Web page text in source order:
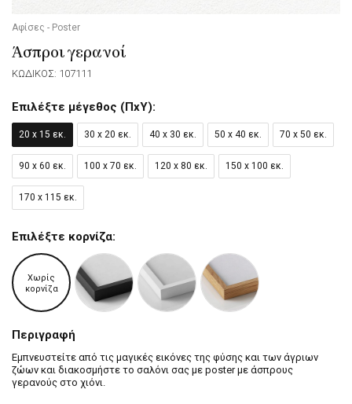
Αφίσες - Poster
Άσπροι γερανοί
ΚΩΔΙΚΟΣ: 107111
Επιλέξτε μέγεθος (ΠxΥ):
20 x 15 εκ. 30 x 20 εκ. 40 x 30 εκ. 50 x 40 εκ. 70 x 50 εκ.
90 x 60 εκ. 100 x 70 εκ. 120 x 80 εκ. 150 x 100 εκ.
170 x 115 εκ.
Επιλέξτε κορνίζα:
Χωρίς
κορνίζα
Περιγραφή
Εμπνευστείτε από τις μαγικές εικόνες της φύσης και των άγριων
ζώων και διακοσμήστε το σαλόνι σας με poster με άσπρους
γερανούς στο χιόνι.